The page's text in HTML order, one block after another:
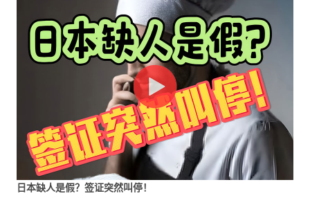
日本缺人是假？签证突然叫停！